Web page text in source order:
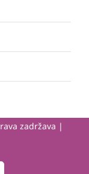
zadržava |